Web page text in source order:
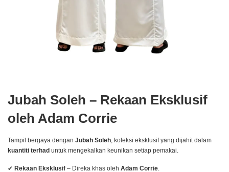
Jubah Soleh – Rekaan Eksklusif
oleh Adam Corrie
Tampil bergaya dengan Jubah Soleh, koleksi eksklusif yang dijahit dalam
kuantiti terhad untuk mengekalkan keunikan setiap pemakai.
✔ Rekaan Eksklusif – Direka khas oleh Adam Corrie.